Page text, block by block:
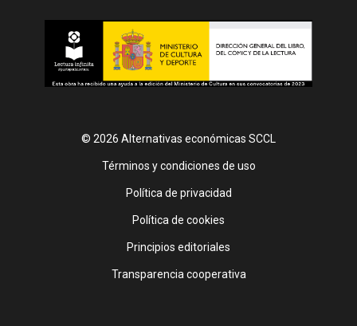
© 2026 Alternativas económicas SCCL
Footer
Términos y condiciones de uso
Política de privacidad
Política de cookies
Principios editoriales
Transparencia cooperativa